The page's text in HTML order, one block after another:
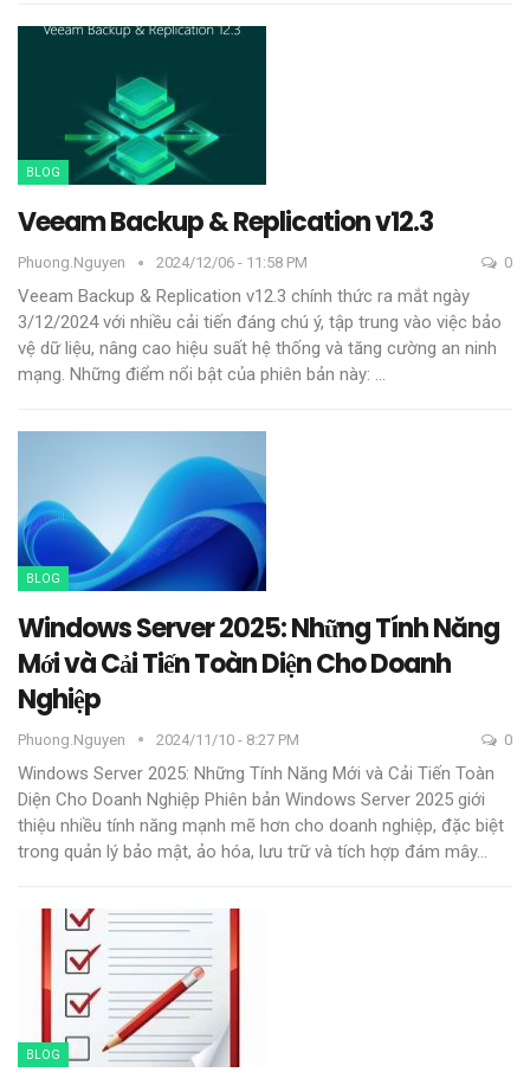
BLOG
Veeam Backup & Replication v12.3
Phuong.nguyen 2024/12/06 - 11:58 PM 0
Veeam Backup & Replication v12.3 chính thức ra mắt ngày
3/12/2024 với nhiều cải tiến đáng chú ý, tập trung vào việc bảo
vệ dữ liệu, nâng cao hiệu suất hệ thống và tăng cường an ninh
mạng. Những điểm nổi bật của phiên bản này: …
BLOG
Windows Server 2025: Những Tính Năng
Mới và Cải Tiến Toàn Diện Cho Doanh
Nghiệp
Phuong.nguyen 2024/11/10 - 8:27 PM 0
Windows Server 2025: Những Tính Năng Mới và Cải Tiến Toàn
Diện Cho Doanh Nghiệp Phiên bản Windows Server 2025 giới
thiệu nhiều tính năng mạnh mẽ hơn cho doanh nghiệp, đặc biệt
trong quản lý bảo mật, ảo hóa, lưu trữ và tích hợp đám mây…
BLOG